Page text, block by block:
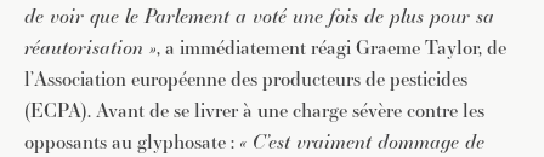
de voir que le Parlement a voté une fois de plus pour sa
réautorisation », a immédiatement réagi Graeme Taylor, de
l’Association européenne des producteurs de pesticides
(ECPA). Avant de se livrer à une charge sévère contre les
opposants au glyphosate : « C’est vraiment dommage de